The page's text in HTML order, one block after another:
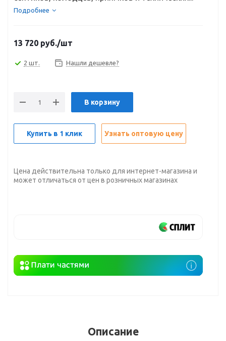
Подробнее
13 720 руб./шт
2 шт. Нашли дешевле?
В корзину
Купить в 1 клик Узнать оптовую цену
Цена действительна только для интернет-магазина и
может отличаться от цен в розничных магазинах
Описание